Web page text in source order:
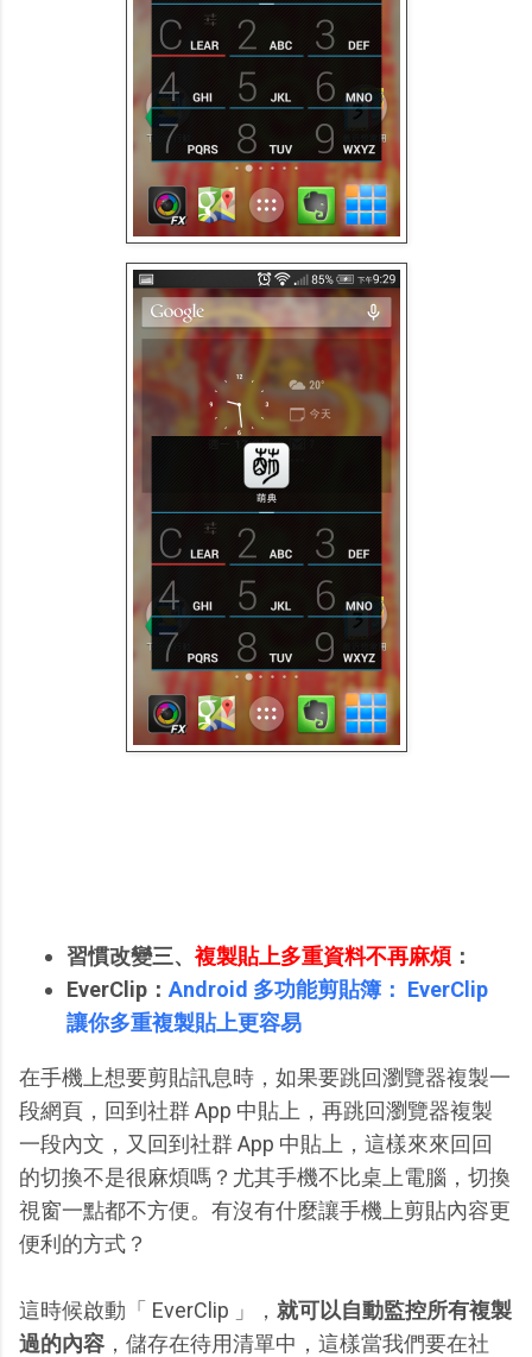
習慣改變三、 複製貼上多重資料不再麻煩 ：
EverClip： Android 多功能剪貼簿： EverClip
讓你多重複製貼上更容易
在手機上想要剪貼訊息時，如果要跳回瀏覽器複製一
段網頁，回到社群 App 中貼上，再跳回瀏覽器複製
一段內文，又回到社群 App 中貼上，這樣來來回回
的切換不是很麻煩嗎？尤其手機不比桌上電腦，切換
視窗一點都不方便。有沒有什麼讓手機上剪貼內容更
便利的方式？
這時候啟動「 EverClip 」， 就可以自動監控所有複製
過的內容 ，儲存在待用清單中，這樣當我們要在社